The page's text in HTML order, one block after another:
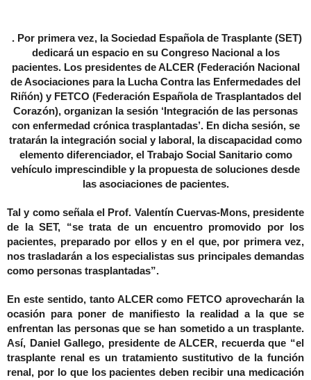
. Por primera vez, la Sociedad Española de Trasplante (SET)
dedicará un espacio en su Congreso Nacional a los
pacientes. Los presidentes de ALCER (Federación Nacional
de Asociaciones para la Lucha Contra las Enfermedades del
Riñón) y FETCO (Federación Española de Trasplantados del
Corazón), organizan la sesión ‘Integración de las personas
con enfermedad crónica trasplantadas’. En dicha sesión, se
tratarán la integración social y laboral, la discapacidad como
elemento diferenciador, el Trabajo Social Sanitario como
vehículo imprescindible y la propuesta de soluciones desde
las asociaciones de pacientes.
Tal y como señala el Prof. Valentín Cuervas-Mons, presidente
de la SET, “se trata de un encuentro promovido por los
pacientes, preparado por ellos y en el que, por primera vez,
nos trasladarán a los especialistas sus principales demandas
como personas trasplantadas”.
En este sentido, tanto ALCER como FETCO aprovecharán la
ocasión para poner de manifiesto la realidad a la que se
enfrentan las personas que se han sometido a un trasplante.
Así, Daniel Gallego, presidente de ALCER, recuerda que “el
trasplante renal es un tratamiento sustitutivo de la función
renal, por lo que los pacientes deben recibir una medicación